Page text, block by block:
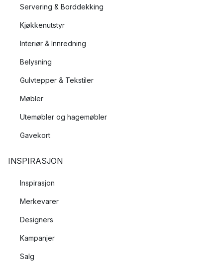
Servering & Borddekking
Kjøkkenutstyr
Interiør & Innredning
Belysning
Gulvtepper & Tekstiler
Møbler
Utemøbler og hagemøbler
Gavekort
INSPIRASJON
Inspirasjon
Merkevarer
Designers
Kampanjer
Salg